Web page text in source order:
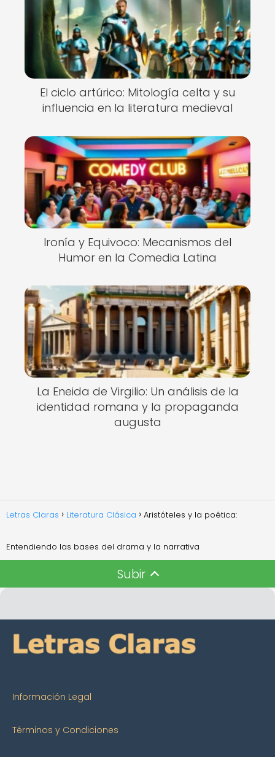
El ciclo artúrico: Mitología celta y su
influencia en la literatura medieval
Ironía y Equivoco: Mecanismos del
Humor en la Comedia Latina
La Eneida de Virgilio: Un análisis de la
identidad romana y la propaganda
augusta
Letras Claras Literatura Clásica Aristóteles y la poética:
Entendiendo las bases del drama y la narrativa
Subir
Información Legal
Términos y Condiciones